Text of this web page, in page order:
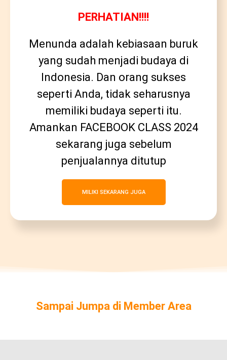
PERHATIAN!!!!
Menunda adalah kebiasaan buruk
yang sudah menjadi budaya di
Indonesia. Dan orang sukses
seperti Anda, tidak seharusnya
memiliki budaya seperti itu.
Amankan FACEBOOK CLASS 2024
sekarang juga sebelum
penjualannya ditutup
MILIKI SEKARANG JUGA
Sampai Jumpa di Member Area